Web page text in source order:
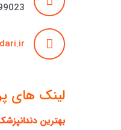
لینک های
بهترین